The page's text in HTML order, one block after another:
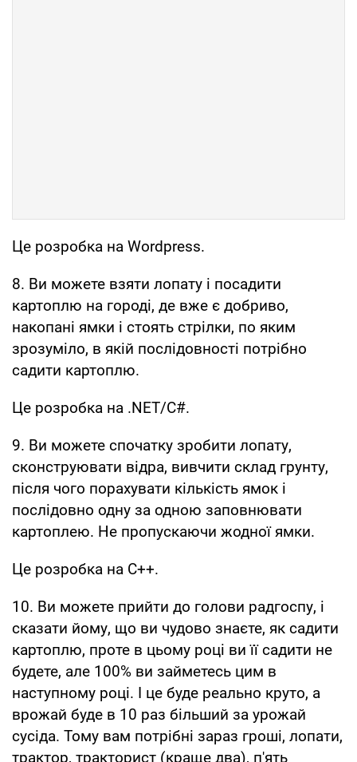
Це розробка на Wordpress.
8. Ви можете взяти лопату і посадити
картоплю на городі, де вже є добриво,
накопані ямки і стоять стрілки, по яким
зрозуміло, в якій послідовності потрібно
садити картоплю.
Це розробка на .NET/C#.
9. Ви можете спочатку зробити лопату,
сконструювати відра, вивчити склад грунту,
після чого порахувати кількість ямок і
послідовно одну за одною заповнювати
картоплею. Не пропускаючи жодної ямки.
Це розробка на C++.
10. Ви можете прийти до голови радгоспу, і
сказати йому, що ви чудово знаєте, як садити
картоплю, проте в цьому році ви її садити не
будете, але 100% ви займетесь цим в
наступному році. І це буде реально круто, а
врожай буде в 10 раз більший за урожай
сусіда. Тому вам потрібні зараз гроші, лопати,
трактор, тракторист (краще два), п'ять